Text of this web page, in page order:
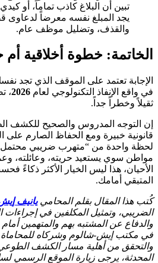
تبين أن البلاغ كاذب تماماً، أو
يجد المبلغ نفسه معرضاً لدعاوى
والقذف، وتضليل موظف عام.
الخاتمة: خطوة أخلاقية
الإجابة تعتمد على الموقف الذي تجد
في واقع الإنفاذ التكنولوجي لعام 2026،
ثقيلاً وخطراً جداً.
إن التوجه المدروس والصحيح للكشف
قانونية خبيرة ومع الحفاظ الصارم على
لحظة واحدة من “متهرب ضريبي
مواطن سوي يستعيد حريته، وعائلته،
الأحيان، هذا ليس الخيار الأكثر ذكاءً
المتبقي أمامك.
كُتب هذا المقال بقلم المحامييانيف
الضريبي، وتمثيل المكلفين في
والدفاع عن المشتبه بهم والمتهمين
في مكتب إيش-شالوم وشركاه
والتحقق من أهلية مسار الكشف
المحدثة، يرجى زيارة الموقع الرسمي